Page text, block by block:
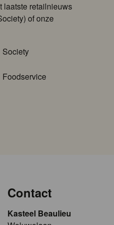
laatste retailnieuws
of onze
Society
Foodservice
Contact
Kasteel Beaulieu